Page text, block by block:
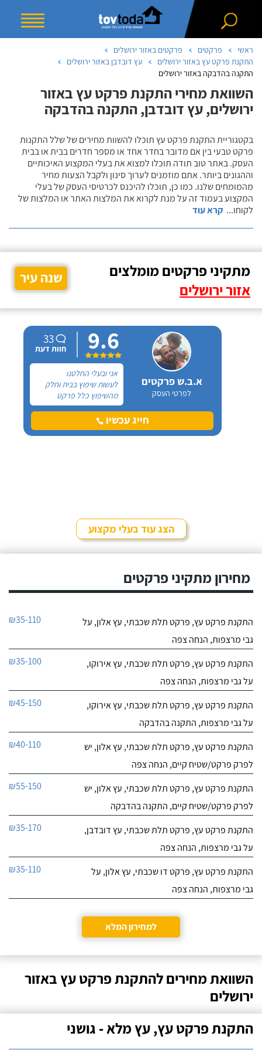
ראשי פרקטים
פרקטים באזור ירושלים
התקנת פרקט עץ באזור ירושלים
עץ דובדבן באזור ירושלים
התקנה בהדבקה באזור ירושלים
השוואת מחירי התקנת פרקט עץ באזור
ירושלים, עץ דובדבן, התקנה בהדבקה
בקטגוריית התקנת פרקט עץ תוכלו להשוות מחירים של שלל התקנות
פרקט טבעי בין אם מדובר בחדר אחד או מספר חדרים בבית או בבית
העסק. באתר טוב תודה תוכלו למצוא את בעלי המקצוע האיכותיים
וההגונים ביותר. אתם מוזמנים לערוך סינון ולקבל הצעות מחיר
מהמומחים שלנו. כמו כן, תוכלו להיכנס לכרטיסי העסק של בעלי
המקצוע בעמוד זה על מנת לקרוא את המלצות האתר או המלצות של
לקוחו... קרא עוד
מתקיני פרקטים מומלצים
אזור ירושלים
שנה עיר
א.ב.ש פרקטים
לפרטי העסק
9.6
33
חוות דעת
אני ובעלי החלטנו
לעשות שיפוץ בבית וחלק
מהשיפוץ כלל פרקט
למינציה שיותקן מעל
הריצוף (הישן) הקיים. קנינו
את הפרקט מחנות חיצונית
חייג עכשיו
הצג עוד בעלי מקצוע
מחירון מתקיני פרקטים
התקנת פרקט עץ, פרקט תלת שכבתי, עץ אלון, על
גבי מרצפות, הנחה צפה
₪35-110
התקנת פרקט עץ, פרקט תלת שכבתי, עץ אירוקו,
על גבי מרצפות, הנחה צפה
₪35-100
התקנת פרקט עץ, פרקט תלת שכבתי, עץ אירוקו,
על גבי מרצפות, התקנה בהדבקה
₪45-150
התקנת פרקט עץ, פרקט תלת שכבתי, עץ אלון, יש
לפרק פרקט/שטיח קיים, הנחה צפה
₪40-110
התקנת פרקט עץ, פרקט תלת שכבתי, עץ אלון, יש
לפרק פרקט/שטיח קיים, התקנה בהדבקה
₪55-150
התקנת פרקט עץ, פרקט תלת שכבתי, עץ דובדבן,
על גבי מרצפות, הנחה צפה
₪35-170
התקנת פרקט עץ, פרקט דו שכבתי, עץ אלון, על
גבי מרצפות, הנחה צפה
₪35-110
למחירון המלא
השוואת מחירים להתקנת פרקט עץ באזור
ירושלים
התקנת פרקט עץ, עץ מלא - גושני